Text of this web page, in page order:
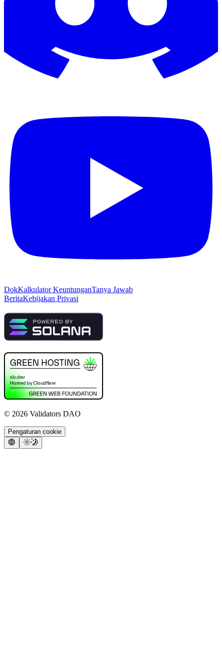
DokKalkulator KeuntunganTanya Jawab
BeritaKebijakan Privasi
© 2026 Validators DAO
Pengaturan cookie